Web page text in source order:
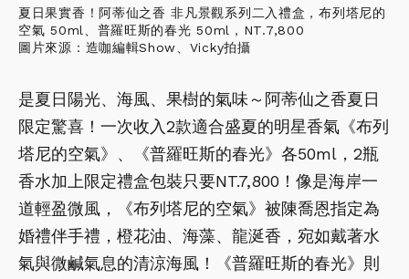
夏日果實香！阿蒂仙之香 非凡景觀系列二入禮盒，布列塔尼的
空氣 50ml、普羅旺斯的春光 50ml，NT.7,800
圖片來源：造咖編輯Show、Vicky拍攝
是夏日陽光、海風、果樹的氣味～阿蒂仙之香夏日
限定驚喜！一次收入2款適合盛夏的明星香氣《布列
塔尼的空氣》、《普羅旺斯的春光》各50ml，2瓶
香水加上限定禮盒包裝只要NT.7,800！像是海岸一
道輕盈微風，《布列塔尼的空氣》被陳喬恩指定為
婚禮伴手禮，橙花油、海藻、龍涎香，宛如戴著水
氣與微鹹氣息的清涼海風！《普羅旺斯的春光》則